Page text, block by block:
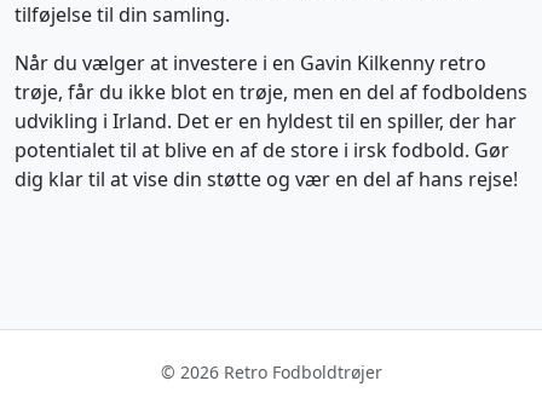
tilføjelse til din samling.
Når du vælger at investere i en Gavin Kilkenny retro
trøje, får du ikke blot en trøje, men en del af fodboldens
udvikling i Irland. Det er en hyldest til en spiller, der har
potentialet til at blive en af de store i irsk fodbold. Gør
dig klar til at vise din støtte og vær en del af hans rejse!
© 2026 Retro Fodboldtrøjer